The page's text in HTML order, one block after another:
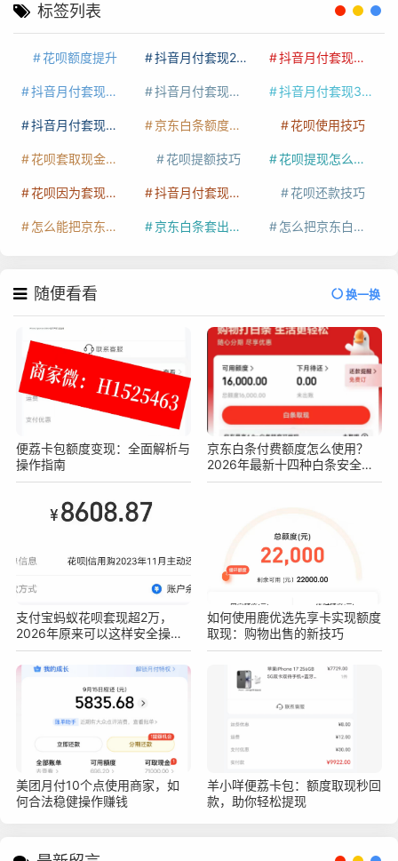
标签列表
花呗额度提升 抖音月付套现24小时接单 抖音月付套现怎么套
抖音月付套现多少手续费 抖音月付套现商家有哪些 抖音月付套现30秒技巧
抖音月付套现最新方法 京东白条额度提升 花呗使用技巧
花呗套取现金最佳方法 花呗提额技巧 花呗提现怎么操作
花呗因为套现被限额了这种情况要多久才会好 抖音月付套现秒回100起 花呗还款技巧
怎么能把京东白条额度钱套出来 京东白条套出来手续费多少 怎么把京东白条的钱取出来
随便看看 换一换
便荔卡包额度变现：全面解析与
操作指南
京东白条付费额度怎么使用？
2026年最新十四种白条安全操
作方法
支付宝蚂蚁花呗套现超2万，
2026年原来可以这样安全操作
不被查！真实亲测方法分享
如何使用鹿优选先享卡实现额度
取现：购物出售的新技巧
美团月付10个点使用商家，如
何合法稳健操作赚钱
羊小咩便荔卡包：额度取现秒回
款，助你轻松提现